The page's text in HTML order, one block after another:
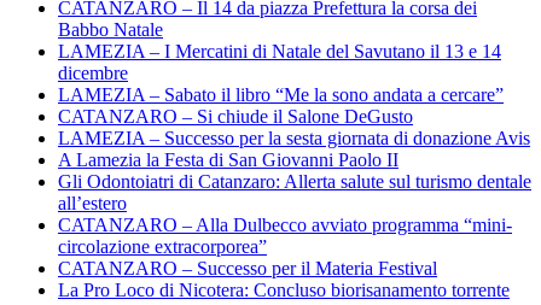
CATANZARO – Il 14 da piazza Prefettura la corsa dei
Babbo Natale
LAMEZIA – I Mercatini di Natale del Savutano il 13 e 14
dicembre
LAMEZIA – Sabato il libro “Me la sono andata a cercare”
CATANZARO – Si chiude il Salone DeGusto
LAMEZIA – Successo per la sesta giornata di donazione Avis
A Lamezia la Festa di San Giovanni Paolo II
Gli Odontoiatri di Catanzaro: Allerta salute sul turismo dentale
all’estero
CATANZARO – Alla Dulbecco avviato programma “mini-
circolazione extracorporea”
CATANZARO – Successo per il Materia Festival
La Pro Loco di Nicotera: Concluso biorisanamento torrente